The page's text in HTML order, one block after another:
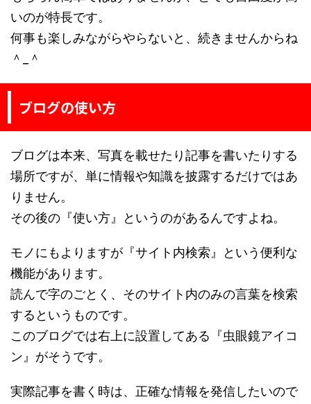
いのが特長です。
何事も楽しみながらやらないと、続きませんからね
＾_＾
ブログの使い方
ブログは本来、写真を載せたり記事を書いたりする
場所ですが、単に情報や知識を披露するだけではあ
りません。
その後の『使い方』というのがあるんですよね。
モノにもよりますが『サイト内検索』という便利な
機能があります。
読んで字のごとく、そのサイト内のみの言葉を検索
するというものです。
このブログでは右上に設置してある『虫眼鏡アイコ
ン』がそうです。
実際記事を書く時は、正確な情報を発信したいので